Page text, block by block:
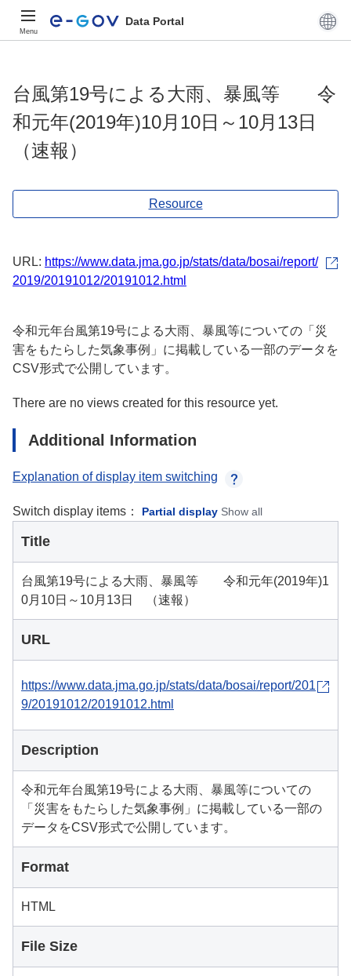
Menu
Data Portal
台風第19号による大雨、暴風等 令
和元年(2019年)10月10日～10月13日
（速報）
Resource
URL: https://www.data.jma.go.jp/stats/data/bosai/report/
2019/20191012/20191012.html
令和元年台風第19号による大雨、暴風等についての「災
害をもたらした気象事例」に掲載している一部のデータを
CSV形式で公開しています。
There are no views created for this resource yet.
Additional Information
Explanation of display item switching
Switch display items： Partial display Show all
Title
台風第19号による大雨、暴風等 令和元年(2019年)1
0月10日～10月13日 （速報）
URL
https://www.data.jma.go.jp/stats/data/bosai/report/201
9/20191012/20191012.html
Description
令和元年台風第19号による大雨、暴風等についての
「災害をもたらした気象事例」に掲載している一部の
データをCSV形式で公開しています。
Format
HTML
File Size